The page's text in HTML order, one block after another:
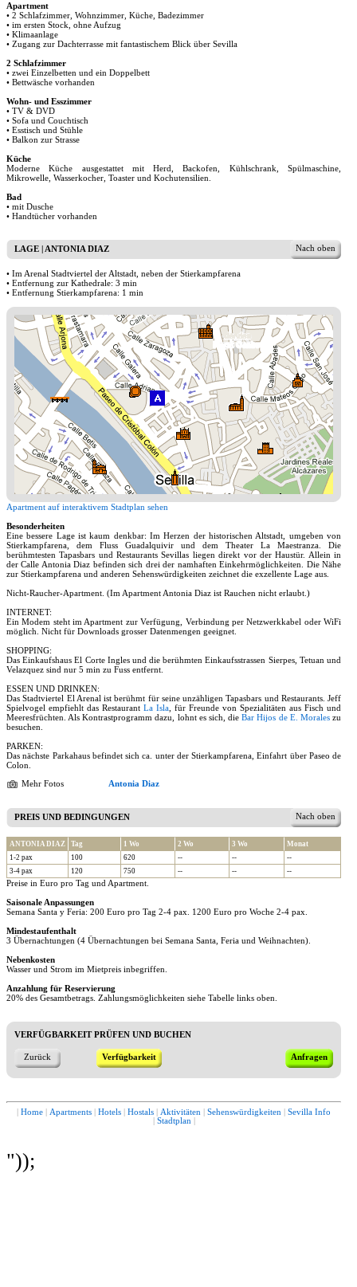
Apartment
• 2 Schlafzimmer, Wohnzimmer, Küche, Badezimmer
• im ersten Stock, ohne Aufzug
• Klimaanlage
• Zugang zur Dachterrasse mit fantastischem Blick über Sevilla
2 Schlafzimmer
• zwei Einzelbetten und ein Doppelbett
• Bettwäsche vorhanden
Wohn- und Esszimmer
• TV & DVD
• Sofa und Couchtisch
• Esstisch und Stühle
• Balkon zur Strasse
Küche
Moderne Küche ausgestattet mit Herd, Backofen, Kühlschrank, Spülmaschine,
Mikrowelle, Wasserkocher, Toaster und Kochutensilien.
Bad
• mit Dusche
• Handtücher vorhanden
Nach oben
LAGE | ANTONIA DIAZ
• Im Arenal Stadtviertel der Altstadt, neben der Stierkampfarena
• Entfernung zur Kathedrale: 3 min
• Entfernung Stierkampfarena: 1 min
Apartment auf interaktivem Stadtplan sehen
Besonderheiten
Eine bessere Lage ist kaum denkbar: Im Herzen der historischen Altstadt, umgeben von
Stierkampfarena, dem Fluss Guadalquivir und dem Theater La Maestranza. Die
berühmtesten Tapasbars und Restaurants Sevillas liegen direkt vor der Haustür. Allein in
der Calle Antonia Diaz befinden sich drei der namhaften Einkehrmöglichkeiten. Die Nähe
zur Stierkampfarena und anderen Sehenswürdigkeiten zeichnet die exzellente Lage aus.
Nicht-Raucher-Apartment. (Im Apartment Antonia Diaz ist Rauchen nicht erlaubt.)
INTERNET:
Ein Modem steht im Apartment zur Verfügung, Verbindung per Netzwerkkabel oder WiFi
möglich. Nicht für Downloads grosser Datenmengen geeignet.
SHOPPING:
Das Einkaufshaus El Corte Ingles und die berühmten Einkaufsstrassen Sierpes, Tetuan und
Velazquez sind nur 5 min zu Fuss entfernt.
ESSEN UND DRINKEN:
Das Stadtviertel El Arenal ist berühmt für seine unzähligen Tapasbars und Restaurants. Jeff
Spielvogel empfiehlt das Restaurant La Isla , für Freunde von Spezialitäten aus Fisch und
Meeresfrüchten. Als Kontrastprogramm dazu, lohnt es sich, dieBar Hijos de E. Moraleszu
besuchen.
PARKEN:
Das nächste Parkahaus befindet sich ca. unter der Stierkampfarena, Einfahrt über Paseo de
Colon.
Mehr Fotos Antonia Diaz
Nach oben
PREIS UND BEDINGUNGEN
ANTONIA DIAZ Tag 1 Wo 2 Wo 3 Wo
Monat
1-2 pax
100 620 -- --
--
3-4 pax
120 750 -- -- --
Preise in Euro pro Tag und Apartment.
Saisonale Anpassungen
Semana Santa y Feria: 200 Euro pro Tag 2-4 pax. 1200 Euro pro Woche 2-4 pax.
Mindestaufenthalt
3 Übernachtungen (4 Übernachtungen bei Semana Santa, Feria und Weihnachten).
Nebenkosten
Wasser und Strom im Mietpreis inbegriffen.
Anzahlung für Reservierung
20% des Gesamtbetrags. Zahlungsmöglichkeiten siehe Tabelle links oben.
VERFÜGBARKEIT PRÜFEN UND BUCHEN
Zurück Verfügbarkeit Anfragen
Home Apartments Hotels Hostals Aktivitäten Sehenswürdigkeiten
Sevilla Info
Stadtplan
"));